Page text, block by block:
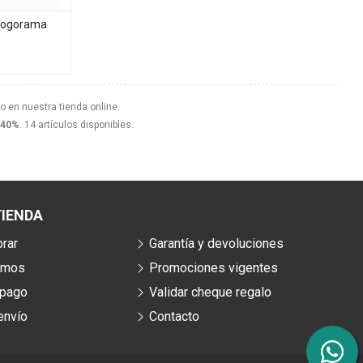
en nuestra tienda online.
. 14 artículos disponibles.
Garantía y devoluciones
Promociones vigentes
Validar cheque regalo
Contacto